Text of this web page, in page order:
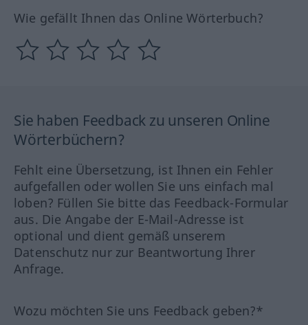
Wie gefällt Ihnen das Online Wörterbuch?
Sie haben Feedback zu unseren Online
Wörterbüchern?
Fehlt eine Übersetzung, ist Ihnen ein Fehler
aufgefallen oder wollen Sie uns einfach mal
loben? Füllen Sie bitte das Feedback-Formular
aus. Die Angabe der E-Mail-Adresse ist
optional und dient gemäß unserem
Datenschutz nur zur Beantwortung Ihrer
Anfrage.
Wozu möchten Sie uns Feedback geben?*